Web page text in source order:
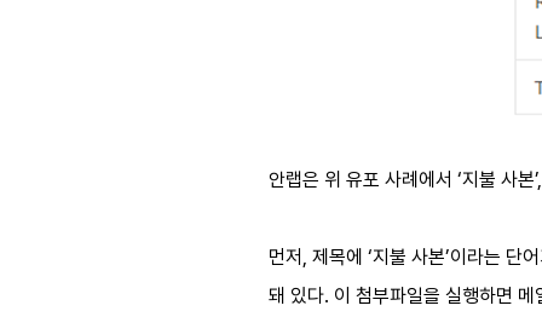
안랩은 위 유포 사례에서 ‘지불 사본
먼저 , 제목에 ‘지불 사본’이라는 단
돼 있다. 이 첨부파일을 실행하면